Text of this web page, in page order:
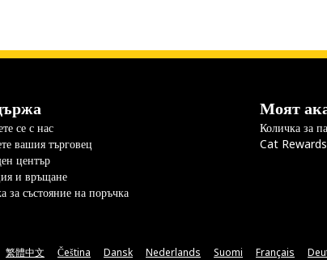
се с нас
вашия търговец
център
и връщане
за състояние на поръчка
Моят
Количка за
Cat Rewards
繁體中文 Čeština Dansk Nederlands Suomi Français